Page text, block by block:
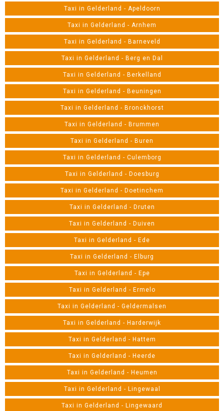
Taxi in Gelderland - Apeldoorn
Taxi in Gelderland - Arnhem
Taxi in Gelderland - Barneveld
Taxi in Gelderland - Berg en Dal
Taxi in Gelderland - Berkelland
Taxi in Gelderland - Beuningen
Taxi in Gelderland - Bronckhorst
Taxi in Gelderland - Brummen
Taxi in Gelderland - Buren
Taxi in Gelderland - Culemborg
Taxi in Gelderland - Doesburg
Taxi in Gelderland - Doetinchem
Taxi in Gelderland - Druten
Taxi in Gelderland - Duiven
Taxi in Gelderland - Ede
Taxi in Gelderland - Elburg
Taxi in Gelderland - Epe
Taxi in Gelderland - Ermelo
Taxi in Gelderland - Geldermalsen
Taxi in Gelderland - Harderwijk
Taxi in Gelderland - Hattem
Taxi in Gelderland - Heerde
Taxi in Gelderland - Heumen
Taxi in Gelderland - Lingewaal
Taxi in Gelderland - Lingewaard